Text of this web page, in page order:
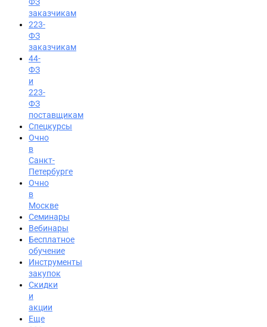
Вход на портал
8 (800) 200-24-26
заказчикам
223-
ФЗ
заказчикам
44-
ФЗ
и
223-
ФЗ
поставщикам
Спецкурсы
Очно
в
Санкт-
Петербурге
Очно
в
Москве
Семинары
Вебинары
Бесплатное
обучение
Инструменты
закупок
Скидки
и
акции
Еще